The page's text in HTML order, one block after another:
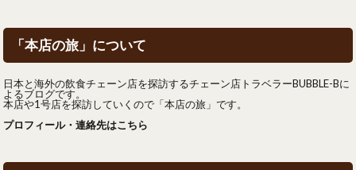
「本店の旅」について
日本と海外の飲食チェーン店を探訪するチェーン店トラベラーBUBBLE-Bに
よるブログです。
本店や1号店を探訪していくので「本店の旅」です。
プロフィール・連絡先はこちら